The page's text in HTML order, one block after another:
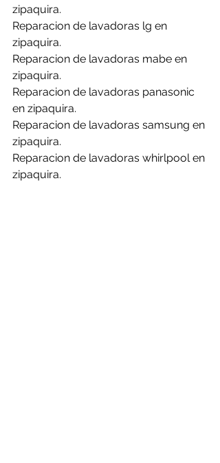
zipaquira.
Reparacion de lavadoras lg en
zipaquira.
Reparacion de lavadoras mabe en
zipaquira.
Reparacion de lavadoras panasonic
en zipaquira.
Reparacion de lavadoras samsung en
zipaquira.
Reparacion de lavadoras whirlpool en
zipaquira.